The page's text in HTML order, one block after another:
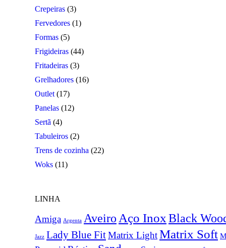
Crepeiras (3)
Fervedores (1)
Formas (5)
Frigideiras (44)
Fritadeiras (3)
Grelhadores (16)
Outlet (17)
Panelas (12)
Sertã (4)
Tabuleiros (2)
Trens de cozinha (22)
Woks (11)
LINHA
Amiga Argenta Aveiro Aço InoxBlack
Jazz Lady Blue FitMatrix LightMatrix Soft